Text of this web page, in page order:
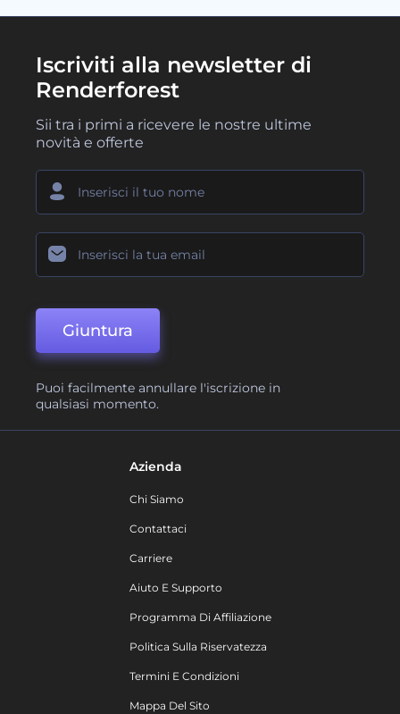
Iscriviti alla newsletter di
Renderforest
Sii tra i primi a ricevere le nostre ultime
novità e offerte
Giuntura
Puoi facilmente annullare l'iscrizione in
qualsiasi momento.
Azienda
Chi Siamo
Contattaci
Carriere
Aiuto E Supporto
Programma Di Affiliazione
Politica Sulla Riservatezza
Termini E Condizioni
Mappa Del Sito